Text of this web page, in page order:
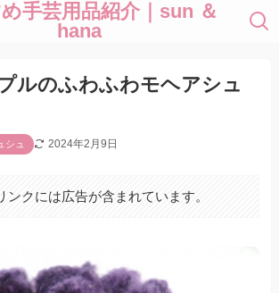
手芸用品紹介｜sun ＆
hana
ルのふわふわモヘアシュ
シュ 2024年2月9日
ンクには広告が含まれています。